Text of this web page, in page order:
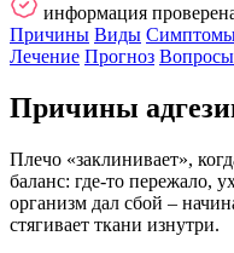
информация
Причины Виды
Лечение Прогноз
Причины
Плечо «заклинивает»,
баланс: где-то пережало,
организм дал сбой –
стягивает ткани изнутри.